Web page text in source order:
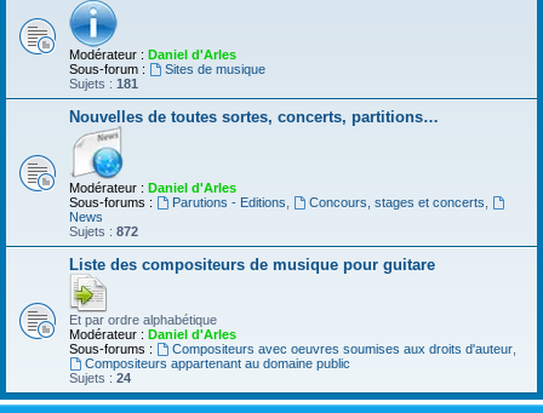
Modérateur : Daniel d'Arles
Sous-forum :
Sites de musique
Sujets : 181
Nouvelles de toutes sortes, concerts, partitions…
Modérateur : Daniel d'Arles
Sous-forums :
Parutions - Editions Concours, stages et concerts
News
Sujets : 872
Liste des compositeurs de musique pour guitare
Et par ordre alphabétique
Modérateur : Daniel d'Arles
Sous-forums :
Compositeurs avec oeuvres soumises aux droits d'auteur,
Compositeurs appartenant au domaine public
Sujets : 24